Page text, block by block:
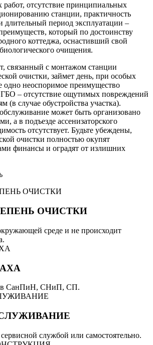
отсутствие принципиальных
станции, практичность
длительный период эксплуатации –
который по достоинству
коттеджа, оснастивший свой
очищения.
связанный с монтажом станции
очистки, займет день, при особых
одно неоспоримое преимущество
– отсутствие ощутимых повреждений
(в случае обустройства участка).
может быть организовано
а в подъезде ассенизаторского
отсутствует. Будьте убеждены,
очистки полностью окупят
финансы и оградят от излишних
ОЧИСТКИ
среде и не происходит
СанПиН, СНиП, СП.
службой или самостоятельно.